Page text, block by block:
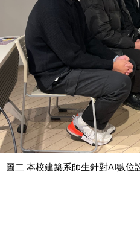
圖二 本校建築系師生針對AI數位